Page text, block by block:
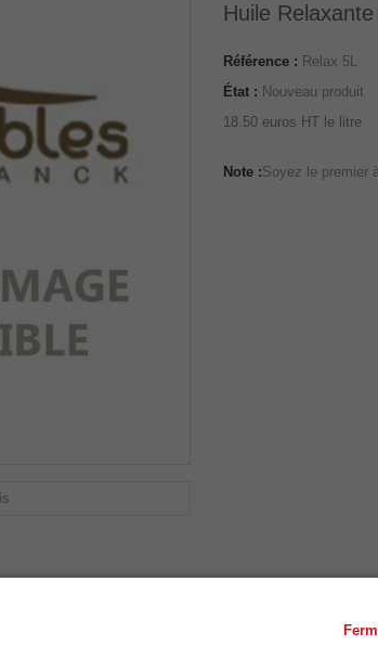
Huile
Référence : Relax 5L
État : Nouveau produit
18.50 euros HT le litre
Note :Soyez le premier